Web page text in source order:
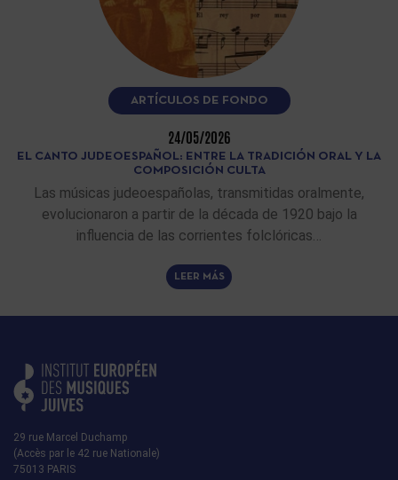
ARTÍCULOS DE FONDO
24/05/2026
EL CANTO JUDEOESPAÑOL: ENTRE LA TRADICIÓN ORAL Y LA
COMPOSICIÓN CULTA
Las músicas judeoespañolas, transmitidas oralmente,
evolucionaron a partir de la década de 1920 bajo la
influencia de las corrientes folclóricas…
LEER MÁS
29 rue Marcel Duchamp
(Accès par le 42 rue Nationale)
75013 PARIS